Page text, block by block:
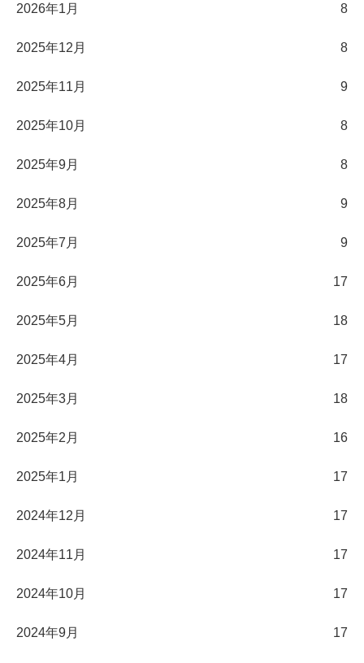
2026年1月 8
2025年12月 8
2025年11月 9
2025年10月 8
2025年9月 8
2025年8月 9
2025年7月 9
2025年6月 17
2025年5月 18
2025年4月 17
2025年3月 18
2025年2月 16
2025年1月 17
2024年12月 17
2024年11月 17
2024年10月 17
2024年9月 17